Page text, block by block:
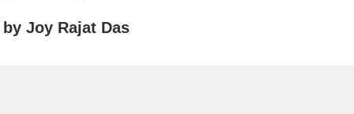
by Joy Rajat Das